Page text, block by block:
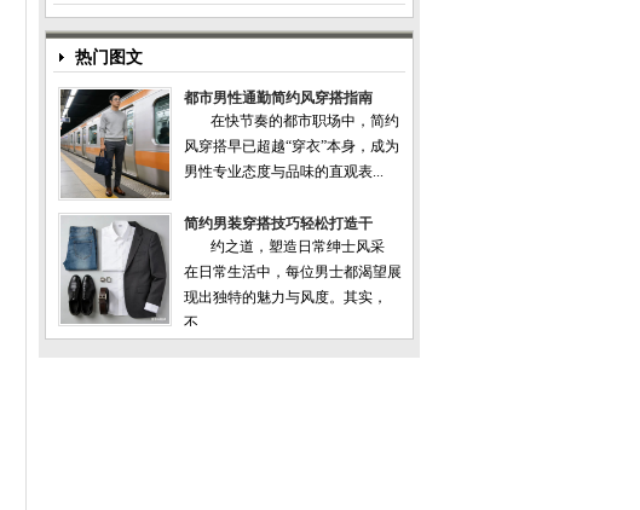
热门图文
都市男性通勤简约风穿搭指南
在快节奏的都市职场中，简约
风穿搭早已超越“穿衣”本身，成为
男性专业态度与品味的直观表...
简约男装穿搭技巧轻松打造干
约之道，塑造日常绅士风采
在日常生活中，每位男士都渴望展
现出独特的魅力与风度。其实，
不...